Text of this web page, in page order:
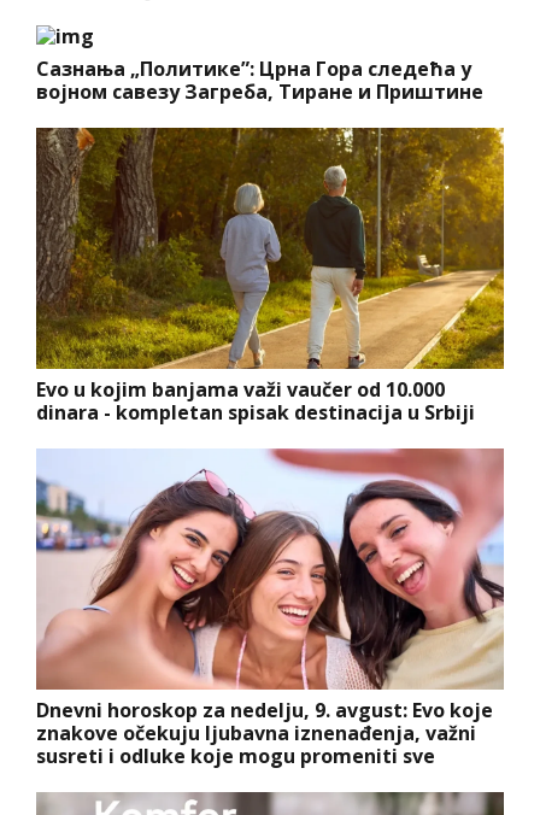
Сазнања „Политике”: Црна Гора следећа у
војном савезу Загреба, Тиране и Приштине
Evo u kojim banjama važi vaučer od 10.000
dinara - kompletan spisak destinacija u Srbiji
Dnevni horoskop za nedelju, 9. avgust: Evo koje
znakove očekuju ljubavna iznenađenja, važni
susreti i odluke koje mogu promeniti sve